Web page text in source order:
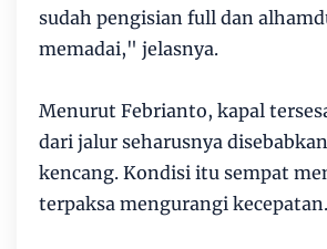
sudah pengisian full dan
memadai," jelasnya.
Menurut Febrianto, kapal
dari jalur seharusnya
kencang. Kondisi itu sempat
terpaksa mengurangi kecepatan.